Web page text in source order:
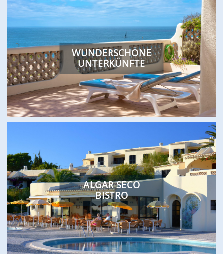
FEATURED
WUNDERSCHÖNE
UNTERKÜNFTE
ALGAR SECO
BISTRO